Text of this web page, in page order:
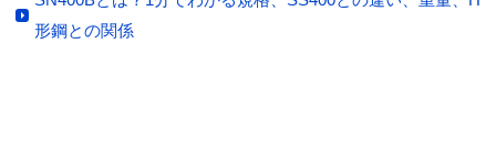
形鋼との関係